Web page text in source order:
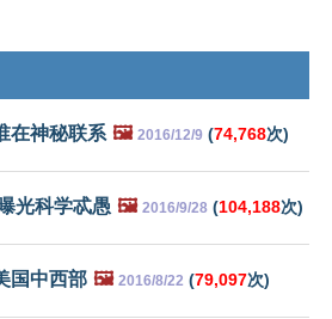
在神秘联系 🖼️ 2016/12/9 (74,768次)
光科学忒愚 🖼️ 2016/9/28 (104,188次)
国中西部 🖼️ 2016/8/22 (79,097次)